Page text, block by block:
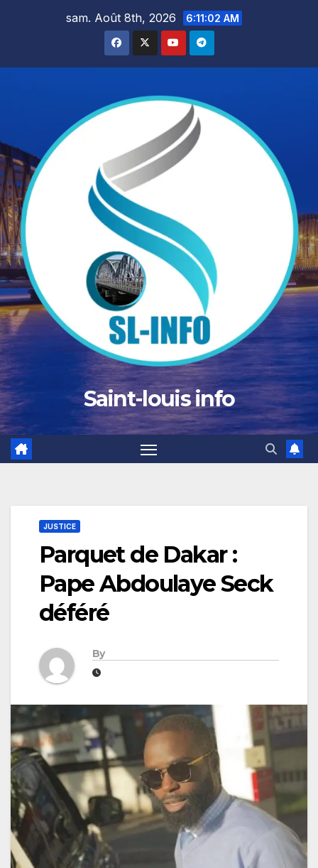
sam. Août 8th, 2026 6:11:03 AM
Saint-louis info
JUSTICE
Parquet de Dakar :
Pape Abdoulaye Seck
déféré
By